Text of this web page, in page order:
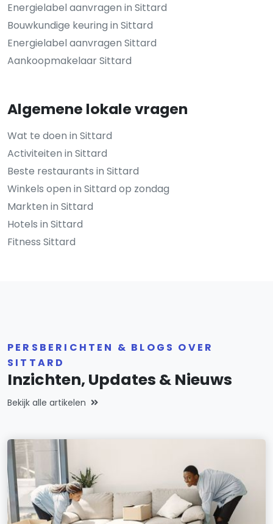
Energielabel aanvragen in Sittard
Bouwkundige keuring in Sittard
Energielabel aanvragen Sittard
Aankoopmakelaar Sittard
Algemene lokale vragen
Wat te doen in Sittard
Activiteiten in Sittard
Beste restaurants in Sittard
Winkels open in Sittard op zondag
Markten in Sittard
Hotels in Sittard
Fitness Sittard
PERSBERICHTEN & BLOGS OVER
SITTARD
Inzichten, Updates & Nieuws
Bekijk alle artikelen